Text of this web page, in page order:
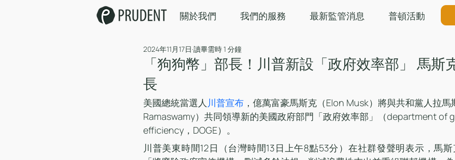
關於我們 我們的服務 最新監管消息 普頓活動
「狗狗幣」部長！川普新設「政府效率部」 馬斯
長
2024年11月17日 讀畢需時 1 分鐘
美國總統當選人 川普宣布 ，億萬富豪馬斯克（Elon Musk）將與共和黨人拉
Ramaswamy）共同領導新的美國政府部門「政府效率部」（department of
efficiency，DOGE）。
川普美東時間12日（台灣時間13日上午8點53分）在社群發聲明表示，馬